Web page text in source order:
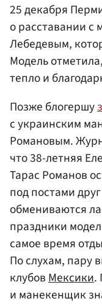
25 декабря
о расставании с
Лебедевым,
Модель
тепло и
Позже блогершу
с украинским
Романовым.
что 38-летняя
Тарас Романов
под постами
обмениваются
праздники
самое время
По слухам, пару
клубовМексики.
и манекенщик